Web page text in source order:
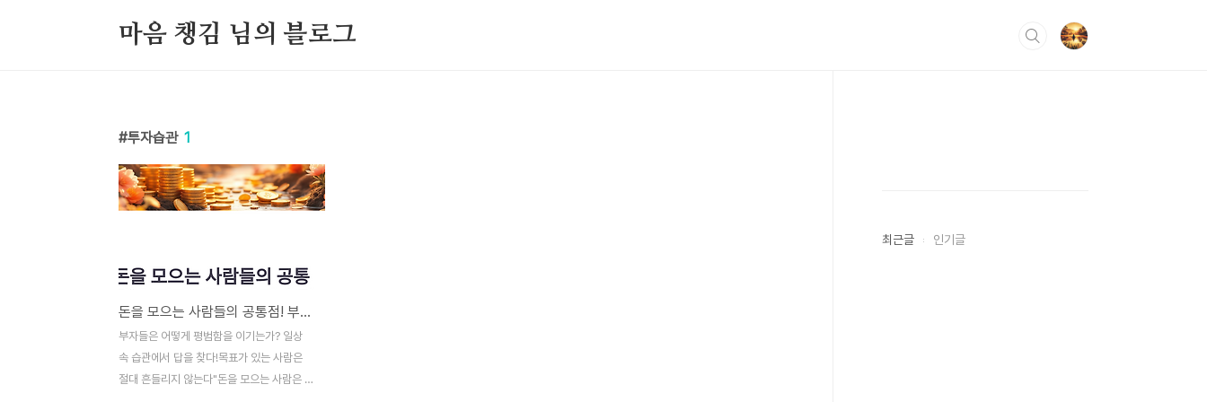
마음 챙김 님의 블로그
투자습관 1
돈을 모으는 사람들의 공통점! 부자가 되는 7가지 습관
부자들은 어떻게 평범함을 이기는가? 일상
속 습관에서 답을 찾다!목표가 있는 사람은
절대 흔들리지 않는다"돈을 모으는 사람은 목
최근글 인기글